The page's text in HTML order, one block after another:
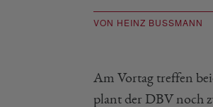
VON HEINZ BUSSMANN
Am Vortag treffen
plant der DBV noch